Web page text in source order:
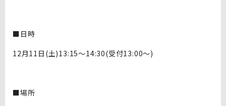
■日時
12月11日(土)13:15～14:30(受付13:00～)
■場所